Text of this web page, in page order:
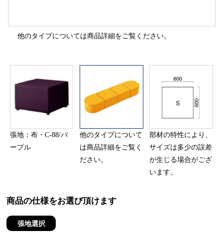
他のタイプについては商品詳細をご覧ください。
張地：布・C-88/パ
ープル
他のタイプについて
は商品詳細をご覧く
ださい。
部材の特性により、
サイズは多少の誤差
が生じる場合がござ
います。
商品の仕様をお選び頂けます
張地選択